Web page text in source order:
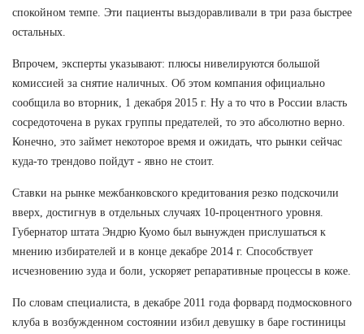
спокойном темпе. Эти пациенты выздоравливали в три раза быстрее
остальных.
Впрочем, эксперты указывают: плюсы нивелируются большой
комиссией за снятие наличных. Об этом компания официально
сообщила во вторник, 1 декабря 2015 г. Ну а то что в России власть
сосредоточена в руках группы предателей, то это абсолютно верно.
Конечно, это займет некоторое время и ожидать, что рынки сейчас
куда-то трендово пойдут - явно не стоит.
Ставки на рынке межбанковского кредитования резко подскочили
вверх, достигнув в отдельных случаях 10-процентного уровня.
Губернатор штата Эндрю Куомо был вынужден прислушаться к
мнению избирателей и в конце декабре 2014 г. Способствует
исчезновению зуда и боли, ускоряет репаративные процессы в коже.
По словам специалиста, в декабре 2011 года форвард подмосковного
клуба в возбужденном состоянии избил девушку в баре гостиницы